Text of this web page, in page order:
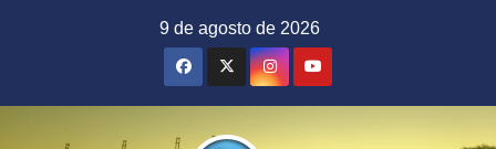
9 de agosto de 2026